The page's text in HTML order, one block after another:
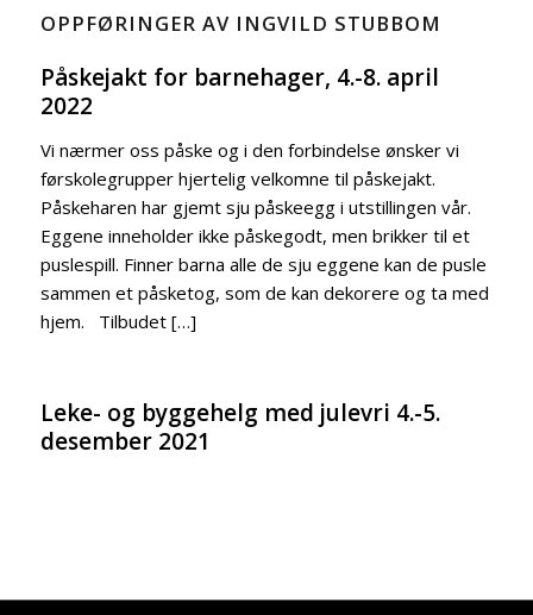
OPPFØRINGER AV INGVILD STUBBOM
Påskejakt for barnehager, 4.-8. april
2022
Vi nærmer oss påske og i den forbindelse ønsker vi
førskolegrupper hjertelig velkomne til påskejakt.
Påskeharen har gjemt sju påskeegg i utstillingen vår.
Eggene inneholder ikke påskegodt, men brikker til et
puslespill. Finner barna alle de sju eggene kan de pusle
sammen et påsketog, som de kan dekorere og ta med
hjem. Tilbudet […]
Leke- og byggehelg med julevri 4.-5.
desember 2021